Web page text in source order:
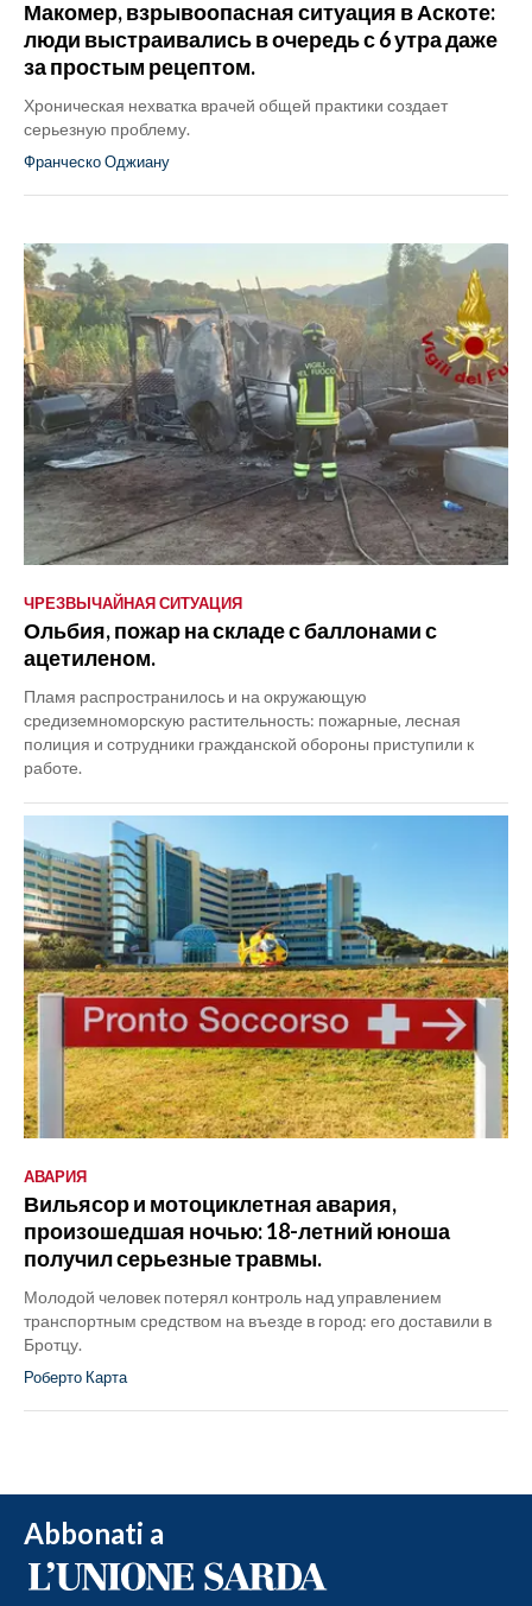
Макомер, взрывоопасная ситуация в Аскоте:
люди выстраивались в очередь с 6 утра даже
за простым рецептом.
Хроническая нехватка врачей общей практики создает
серьезную проблему.
Франческо Оджиану
ЧРЕЗВЫЧАЙНАЯ СИТУАЦИЯ
Ольбия, пожар на складе с баллонами с
ацетиленом.
Пламя распространилось и на окружающую
средиземноморскую растительность: пожарные, лесная
полиция и сотрудники гражданской обороны приступили к
работе.
АВАРИЯ
Вильясор и мотоциклетная авария,
произошедшая ночью: 18-летний юноша
получил серьезные травмы.
Молодой человек потерял контроль над управлением
транспортным средством на въезде в город: его доставили в
Бротцу.
Роберто Карта
Abbonati a